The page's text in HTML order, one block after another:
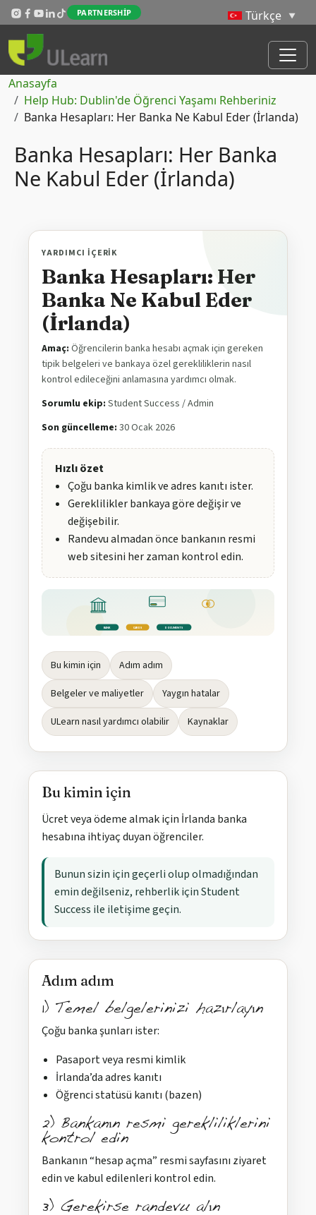
Skip to main content
PARTNERSHIP
Sayfa yolu
Anasayfa
Help Hub: Dublin'de Öğrenci Yaşamı Rehberiniz
Banka Hesapları: Her Banka Ne Kabul Eder (İrlanda)
Banka Hesapları: Her Banka
Ne Kabul Eder (İrlanda)
YARDIMCI IÇERIK
Banka Hesapları: Her
Banka Ne Kabul Eder
(İrlanda)
Amaç: Öğrencilerin banka hesabı açmak için gereken
tipik belgeleri ve bankaya özel gerekliliklerin nasıl
kontrol edileceğini anlamasına yardımcı olmak.
Sorumlu ekip: Student Success / Admin
Son güncelleme: 30 Ocak 2026
Hızlı özet
Çoğu banka kimlik ve adres kanıtı ister.
Gereklilikler bankaya göre değişir ve
değişebilir.
Randevu almadan önce bankanın resmi
web sitesini her zaman kontrol edin.
€
BANK CARDS DOCUMENTS
Bu kimin için
Adım adım
Belgeler ve maliyetler
Yaygın hatalar
ULearn nasıl yardımcı olabilir
Kaynaklar
Bu kimin için
Ücret veya ödeme almak için İrlanda banka
hesabına ihtiyaç duyan öğrenciler.
Bunun sizin için geçerli olup olmadığından
emin değilseniz, rehberlik için Student
Success ile iletişime geçin.
Adım adım
1) Temel belgelerinizi hazırlayın
Çoğu banka şunları ister:
Pasaport veya resmi kimlik
İrlanda’da adres kanıtı
Öğrenci statüsü kanıtı (bazen)
2) Bankanın resmi gerekliliklerini
kontrol edin
Bankanın “hesap açma” resmi sayfasını ziyaret
edin ve kabul edilenleri kontrol edin.
3) Gerekirse randevu alın